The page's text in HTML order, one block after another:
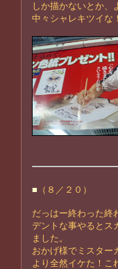
しか描かないとか
中々シャレキツイな！
■ （８／２０）
だっはー終わった終
デントな事やるとス
ました。
おかげ様でミスター
より全然イケた！こ